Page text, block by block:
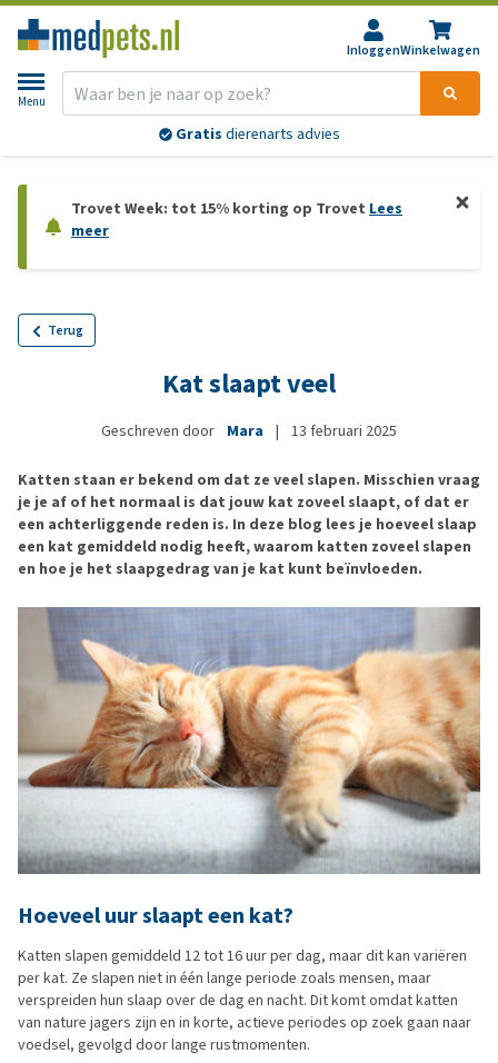
InloggenWinkelwagen
Menu
Gratis dierenarts advies
Trovet Week: tot 15% korting op Trovet Lees
meer
Terug
Kat slaapt veel
Geschreven door Mara | 13 februari 2025
Katten staan er bekend om dat ze veel slapen. Misschien vraag
je je af of het normaal is dat jouw kat zoveel slaapt, of dat er
een achterliggende reden is. In deze blog lees je hoeveel slaap
een kat gemiddeld nodig heeft, waarom katten zoveel slapen
en hoe je het slaapgedrag van je kat kunt beïnvloeden.
Hoeveel uurslaapteen kat?
Katten slapen gemiddeld 12 tot 16 uur per dag, maar dit kan variëren
per kat. Ze slapen niet in één lange periode zoals mensen, maar
verspreiden hun slaap over de dag en nacht. Dit komt omdat katten
van nature jagers zijn en in korte, actieve periodes op zoek gaan naar
voedsel, gevolgd door lange rustmomenten.